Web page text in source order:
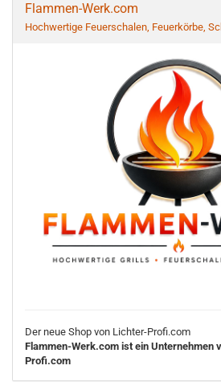
Flammen-Werk.com
Hochwertige Feuerschalen, Feuerkörbe,
Der neue Shop von Lichter-Profi.com
Flammen-Werk.com ist ein Unternehmen
Profi.com